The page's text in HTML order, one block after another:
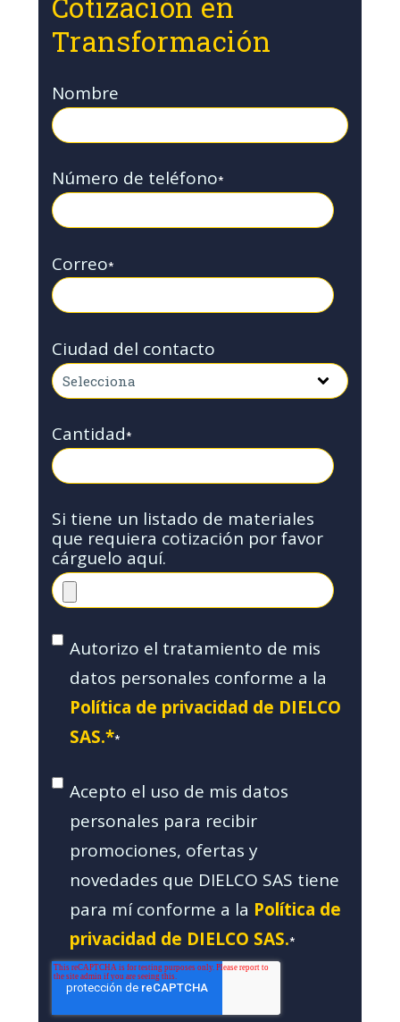
Transformación
Nombre
Número de teléfono*
Correo*
Ciudad del contacto
Cantidad*
Si tiene un listado de materiales
que requiera cotización por favor
cárguelo aquí.
Autorizo el tratamiento de mis
datos personales conforme a la
Política de privacidad de DIELCO
SAS.**
Acepto el uso de mis datos
personales para recibir
promociones, ofertas y
novedades que DIELCO SAS tiene
para mí conforme a la Política de
privacidad de DIELCO SAS.*